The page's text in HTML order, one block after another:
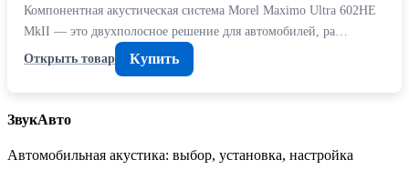
Компонентная акустическая система Morel Maximo Ultra 602HE
MkII — это двухполосное решение для автомобилей, ра…
Открыть товар
Купить
ЗвукАвто
Автомобильная акустика: выбор, установка, настройка